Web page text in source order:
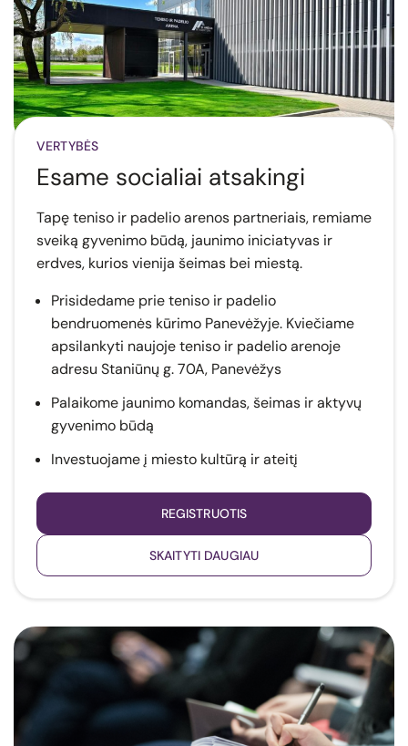
VERTYBĖS
Esame socialiai atsakingi
Tapę teniso ir padelio arenos partneriais, remiame
sveiką gyvenimo būdą, jaunimo iniciatyvas ir
erdves, kurios vienija šeimas bei miestą.
Prisidedame prie teniso ir padelio
bendruomenės kūrimo Panevėžyje. Kviečiame
apsilankyti naujoje teniso ir padelio arenoje
adresu Staniūnų g. 70A, Panevėžys
Palaikome jaunimo komandas, šeimas ir aktyvų
gyvenimo būdą
Investuojame į miesto kultūrą ir ateitį
REGISTRUOTIS
SKAITYTI DAUGIAU